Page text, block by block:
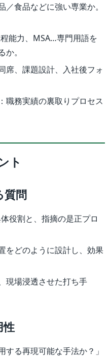
／食品などに強い専業か。
能力、MSA…専門用語を
。
席、課題設計、入社後フォ
職務実績の裏取りプロセス
ト
質問
役割と、指摘の是正プロ
をどのように設計し、効果
現場浸透させた打ち手
性
する再現可能な手法か？」